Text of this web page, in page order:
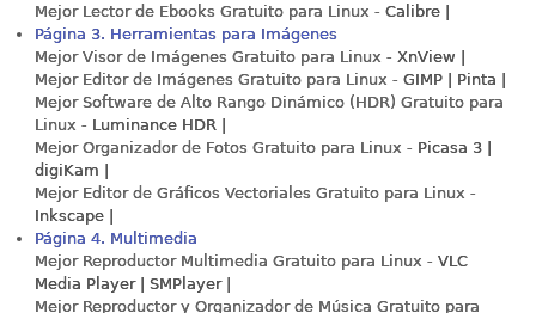
Mejor Lector de Ebooks Gratuito para Linux - Calibre |
Página 3. Herramientas para Imágenes
Mejor Visor de Imágenes Gratuito para Linux - XnView |
Mejor Editor de Imágenes Gratuito para Linux - GIMP | Pinta |
Mejor Software de Alto Rango Dinámico (HDR) Gratuito para
Linux - Luminance HDR |
Mejor Organizador de Fotos Gratuito para Linux - Picasa 3 |
digiKam |
Mejor Editor de Gráficos Vectoriales Gratuito para Linux -
Inkscape |
Página 4. Multimedia
Mejor Reproductor Multimedia Gratuito para Linux - VLC
Media Player | SMPlayer |
Mejor Reproductor y Organizador de Música Gratuito para